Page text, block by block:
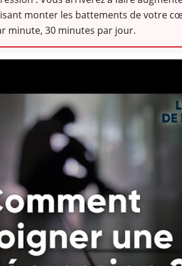
monter les battements de votre
minute, 30 minutes par jour.